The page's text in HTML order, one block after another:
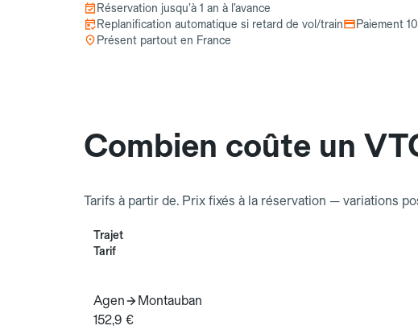
Réservation jusqu’à 1 an à l’avance
Replanification automatique si retard de vol/train
Paiement
Présent partout en France
Combien coûte un
Tarifs à partir de. Prix fixés à la réservation — variations
Trajet
Tarif
Agen
Montauban
152,9 €